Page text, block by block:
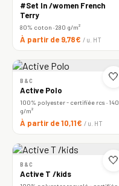
#Set In /women French
Terry
80% coton · 280 g/m²
À partir de 9,78€ / u. HT
🤍
B&C
Active Polo
100% polyester - certifiée rcs · 140
g/m²
À partir de 10,11€ / u. HT
🤍
B&C
Active T /kids